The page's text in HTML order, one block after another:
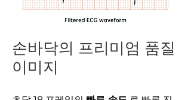
손바닥의 프리미엄 품질
이미지